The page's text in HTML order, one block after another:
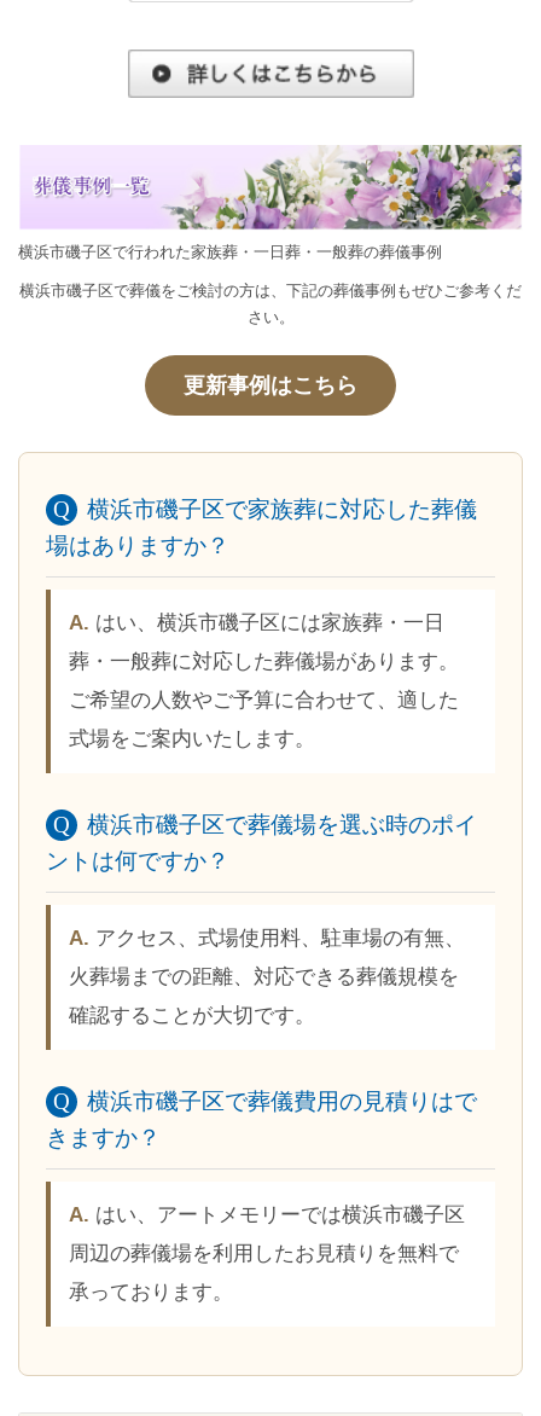
横浜市磯子区で行われた家族葬・一日葬・一般葬の葬儀事例
横浜市磯子区で葬儀をご検討の方は、下記の葬儀事例もぜひご参考くだ
さい。
更新事例はこちら
横浜市磯子区で家族葬に対応した葬儀
場はありますか？
はい、横浜市磯子区には家族葬・一日
葬・一般葬に対応した葬儀場があります。
ご希望の人数やご予算に合わせて、適した
式場をご案内いたします。
横浜市磯子区で葬儀場を選ぶ時のポイ
ントは何ですか？
アクセス、式場使用料、駐車場の有無、
火葬場までの距離、対応できる葬儀規模を
確認することが大切です。
横浜市磯子区で葬儀費用の見積りはで
きますか？
はい、アートメモリーでは横浜市磯子区
周辺の葬儀場を利用したお見積りを無料で
承っております。